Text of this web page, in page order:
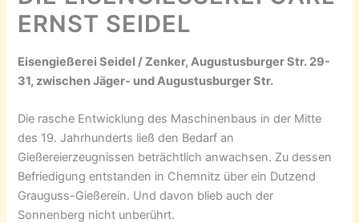
RNST SEIDEL
Eisengießerei Seidel / Zenker, Augustusburger Str. 29-
31, zwischen Jäger- und Augustusburger Str.
Die rasche Entwicklung des Maschinenbaus in der Mitte
des 19. Jahrhunderts ließ den Bedarf an
Gießereierzeugnissen beträchtlich anwachsen. Zu dessen
Befriedigung entstanden in Chemnitz über ein Dutzend
Grauguss-Gießerein. Und davon blieb auch der
Sonnenberg nicht unberührt.